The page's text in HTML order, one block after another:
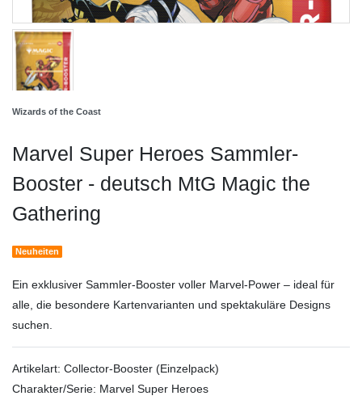
Wizards of the Coast
Marvel Super Heroes Sammler-
Booster - deutsch MtG Magic the
Gathering
Neuheiten
Ein exklusiver Sammler‑Booster voller Marvel‑Power – ideal für
alle, die besondere Kartenvarianten und spektakuläre Designs
suchen.
Artikelart: Collector-Booster (Einzelpack)
Charakter/Serie: Marvel Super Heroes